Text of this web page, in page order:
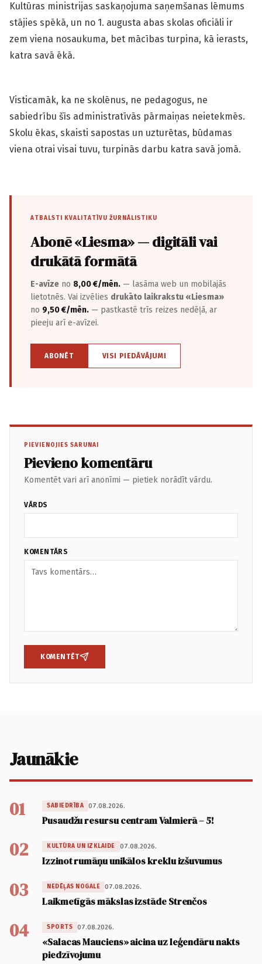
Kultūras ministrijas saskaņojuma saņemšanas lēmums
stājies spēkā, un no 1. augusta abas skolas oficiāli ir
zem viena nosaukuma, bet mācības turpina, kā ierasts,
katra savā ēkā.
Visticamāk, ka ne skolēnus, ne pedagogus, ne
sabiedrību šīs administratīvās pārmaiņas neietekmēs.
Skolu ēkas, skaisti sapostas un uzturētas, būdamas
viena otrai visai tuvu, turpinās darbu katra savā jomā.
ATBALSTI KVALITATĪVU ŽURNĀLISTIKU
Abonē «Liesma» — digitāli vai
drukātā formātā
E-avīze no 8,00 €/mēn. — lasāma web un mobilajās
lietotnēs. Vai izvēlies drukāto laikrakstu «Liesma»
no 9,50 €/mēn. — pastkastē trīs reizes nedēļā, ar
pieeju arī e-avīzei.
ABONĒT VISI PIEDĀVĀJUMI
PIEVIENOJIES SARUNAI
Pievieno komentāru
Komentēt vari arī anonīmi — pietiek norādīt vārdu.
VĀRDS
KOMENTĀRS
KOMENTĒT
Jaunākie
01 SABIEDRĪBA 07.08.2026.
Pusaudžu resursu centram Valmierā – 5!
02 KULTŪRA UN IZKLAIDE 07.08.2026.
Izzinot rumāņu unikālos kreklu izšuvumus
03 NEDĒĻAS NOGALE 07.08.2026.
Laikmetīgās mākslas izstāde Strenčos
04 SPORTS 07.08.2026.
«Salacas Mauciens» aicina uz leģendāru nakts
piedzīvojumu